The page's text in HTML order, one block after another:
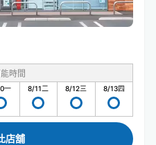
時間
一 8/11二 8/12三 8/13四
店舖